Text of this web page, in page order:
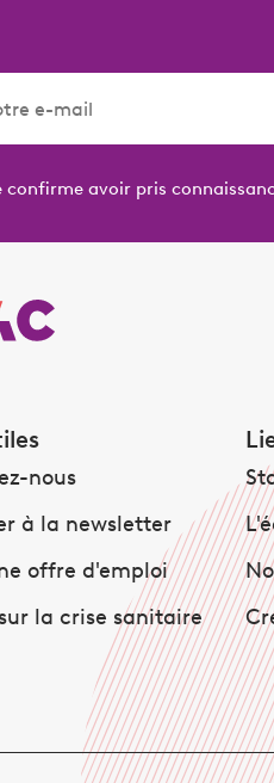
confirme avoir pris
nous
à la newsletter
offre d'emploi
la crise sanitaire